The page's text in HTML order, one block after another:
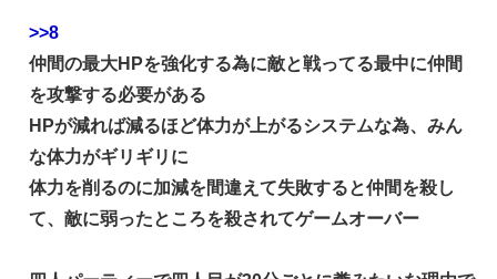
10/29の｢MTV VMAJ 2026｣に出演決定！！！【乃木坂46】
青葉坂46、まもなく正式発表か
【AIグラビア】おしっこをしている女の子のAIエロ画像まと
め【リアル調】 Part 3
>>8
仲間の最大HPを強化する為に敵と戦ってる最中に仲間
を攻撃する必要がある
HPが減れば減るほど体力が上がるシステムな為、みん
な体力がギリギリに
体力を削るのに加減を間違えて失敗すると仲間を殺し
て、敵に弱ったところを殺されてゲームオーバー